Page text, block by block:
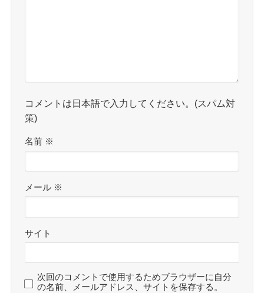
コメントは日本語で入力してください。(スパム対
策)
名前 ※
メール ※
サイト
次回のコメントで使用するためブラウザーに自分
の名前、メールアドレス、サイトを保存する。